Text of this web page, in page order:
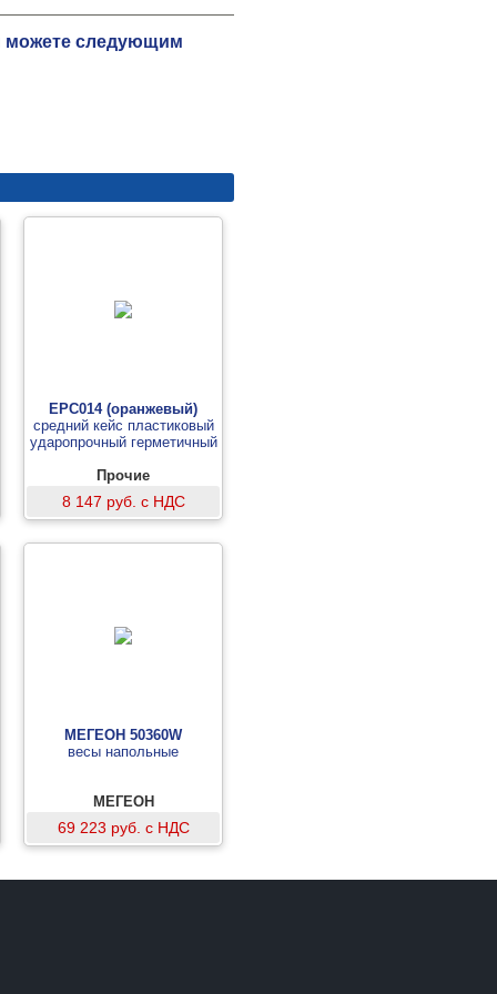
можете следующим
EPC014 (оранжевый)
средний кейс пластиковый
ударопрочный герметичный
Прочие
8 147 руб. с НДС
МЕГЕОН 50360W
весы напольные
МЕГЕОН
69 223 руб. с НДС